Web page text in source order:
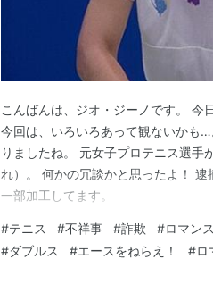
こんばんは、ジオ・ジーノです。 今
今回は、いろいろあって観ないかも
りましたね。 元女子プロテニス選手
れ）。 何かの冗談かと思ったよ！
一部加工してます。
#テニス #不祥事 #詐欺 #ロマン
#ダブルス #エースをねらえ！ #ロ